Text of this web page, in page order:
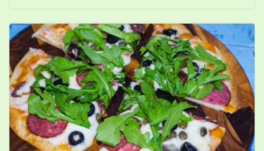
грибами
по-
азиатски"